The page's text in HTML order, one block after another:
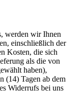
werden wir Ihnen
einschließlich der
Kosten, die sich
als die von
haben),
(14) Tagen ab dem
Widerrufs bei uns